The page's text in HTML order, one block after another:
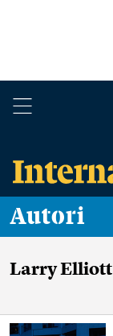
Autori
Larry Elliott